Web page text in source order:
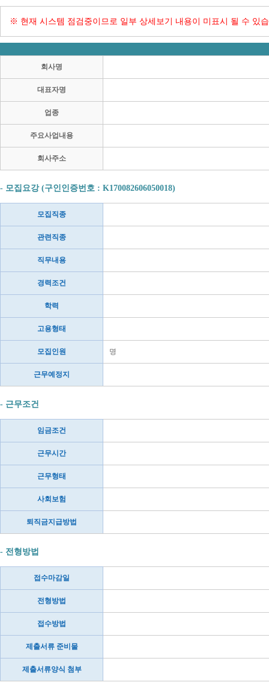
※ 현재 시스템 점검중이므로 일부 상세보기 내용이 미표시 될 수 있
회사명
대표자명
업종
주요사업내용
회사주소
- 모집요강 (구인인증번호 : K170082606050018)
모집직종
관련직종
직무내용
경력조건
학력
고용형태
모집인원 명
근무예정지
- 근무조건
임금조건
근무시간
근무형태
사회보험
퇴직금지급방법
- 전형방법
접수마감일
전형방법
접수방법
제출서류 준비물
제출서류양식 첨부